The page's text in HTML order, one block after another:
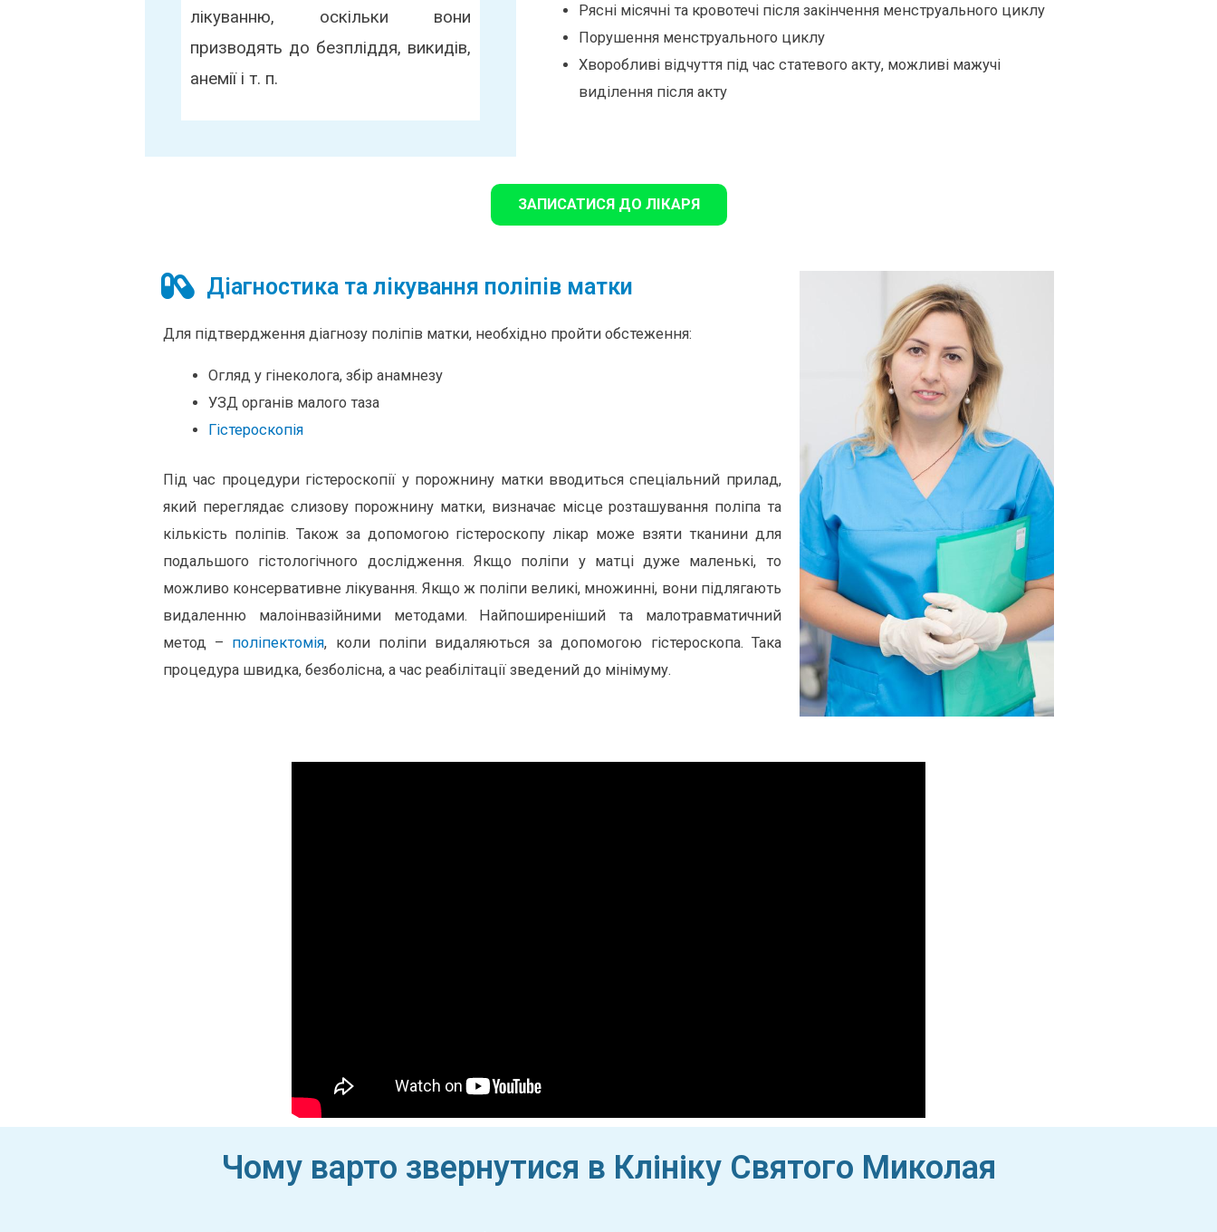
лікуванню, оскільки вони
призводять до безпліддя, викидів,
анемії і т. п.
Рясні місячні та кровотечі після закінчення менструального циклу
Порушення менструального циклу
Хворобливі відчуття під час статевого акту, можливі мажучі
виділення після акту
ЗАПИСАТИСЯ ДО ЛІКАРЯ
Діагностика та лікування поліпів матки
Для підтвердження діагнозу поліпів матки, необхідно пройти обстеження:
Огляд у гінеколога, збір анамнезу
УЗД органів малого таза
Гістероскопія
Під час процедури гістероскопії у порожнину матки вводиться спеціальний прилад,
який переглядає слизову порожнину матки, визначає місце розташування поліпа та
кількість поліпів. Також за допомогою гістероскопу лікар може взяти тканини для
подальшого гістологічного дослідження. Якщо поліпи у матці дуже маленькі, то
можливо консервативне лікування. Якщо ж поліпи великі, множинні, вони підлягають
видаленню малоінвазійними методами. Найпоширеніший та малотравматичний
метод – поліпектомія, коли поліпи видаляються за допомогою гістероскопа. Така
процедура швидка, безболісна, а час реабілітації зведений до мінімуму.
Чому варто звернутися в Клініку Святого Миколая